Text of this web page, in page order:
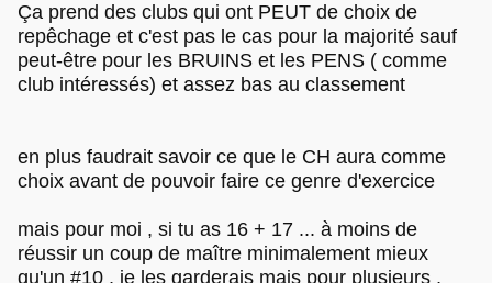
Ça prend des clubs qui ont PEUT de choix de
repêchage et c'est pas le cas pour la majorité sauf
peut-être pour les BRUINS et les PENS ( comme
club intéressés) et assez bas au classement
en plus faudrait savoir ce que le CH aura comme
choix avant de pouvoir faire ce genre d'exercice
mais pour moi , si tu as 16 + 17 ... à moins de
réussir un coup de maître minimalement mieux
qu'un #10 , je les garderais mais pour plusieurs ,